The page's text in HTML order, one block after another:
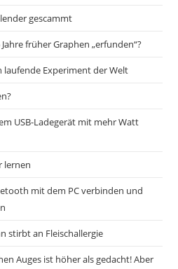
gescammt
früher Graphen „erfunden“?
laufende Experiment der Welt
USB-Ladegerät mit mehr Watt
lernen
mit dem PC verbinden und
stirbt an Fleischallergie
Auges ist höher als gedacht! Aber